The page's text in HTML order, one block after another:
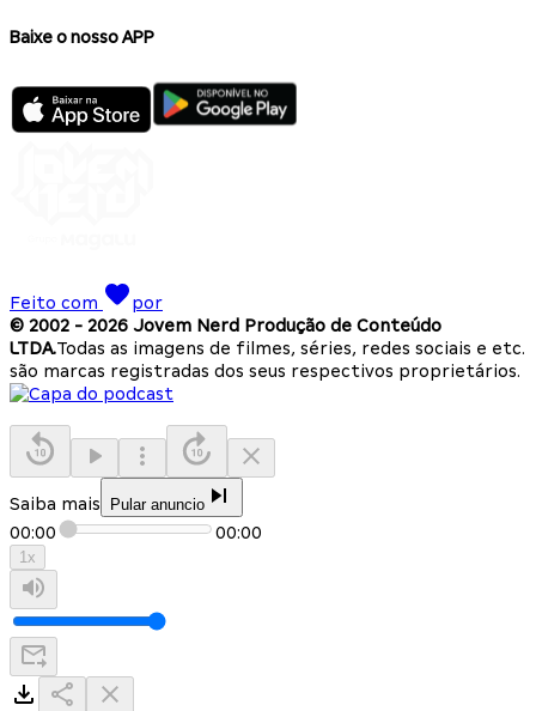
Baixe o nosso APP
Feito com
por
© 2002 - 2026 Jovem Nerd Produção de Conteúdo
LTDA.Todas as imagens de filmes, séries, redes sociais e etc.
são marcas registradas dos seus respectivos proprietários.
Saiba mais Pular anuncio
00:00 00:00
1x